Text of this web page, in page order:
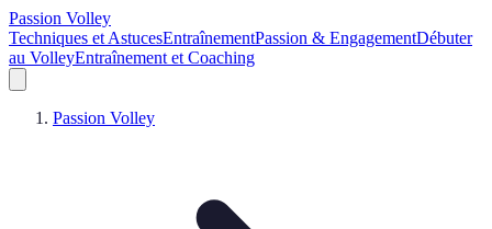
Passion Volley
Techniques et AstucesEntraînementPassion & EngagementDébuter
au VolleyEntraînement et Coaching
Passion Volley